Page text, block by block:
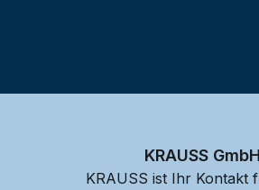
KRAUSS GmbH
KRAUSS ist Ihr Kontakt